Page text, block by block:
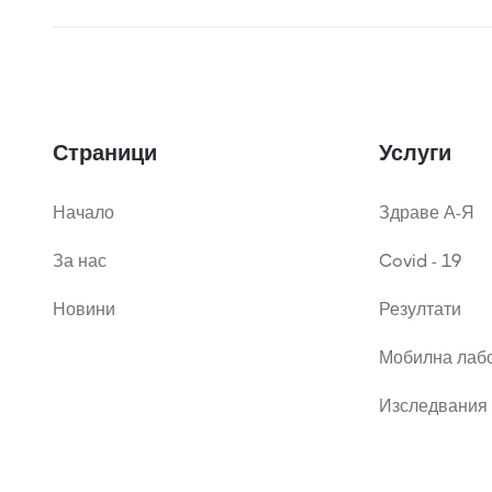
Страници
Начало
За нас
Новини
Услуги
Здраве А-Я
Covid - 19
Резултати
Мобилна
Изследвания